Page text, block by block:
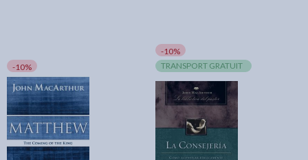
-10%
-10%
TRANSPORT GRATUIT